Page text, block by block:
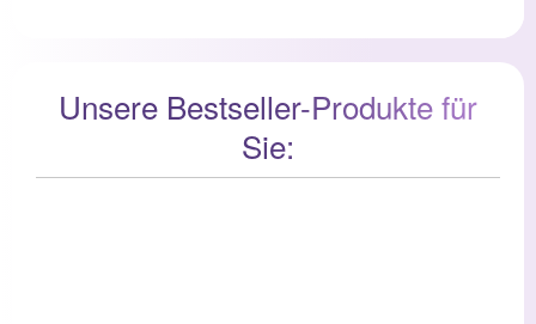
Unsere Bestseller-Produkte für
Sie: